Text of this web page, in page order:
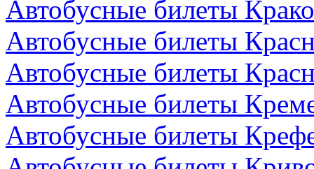
Автобусные билеты
Автобусные билеты
Автобусные билеты
Автобусные билеты
Автобусные билеты